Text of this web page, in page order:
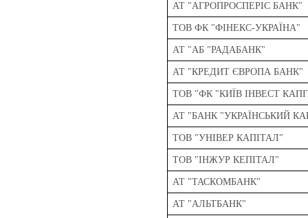
АТ "АГРОПРОСПЕРІС БАНК"
ТОВ ФК "ФІНЕКС-УКРАЇНА"
АТ "АБ "РАДАБАНК"
АТ "КРЕДИТ ЄВРОПА БАНК"
ТОВ "ФК "КИЇВ ІНВЕСТ
АТ "БАНК "УКРАЇНСЬКИЙ
ТОВ "УНІВЕР КАПІТАЛ"
ТОВ "ІНЖУР КЕПІТАЛ"
АТ "ТАСКОМБАНК"
АТ "АЛЬТБАНК"